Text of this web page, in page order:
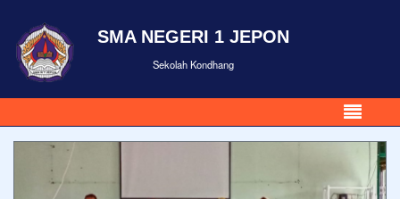
SMA NEGERI 1 JEPON
Sekolah Kondhang